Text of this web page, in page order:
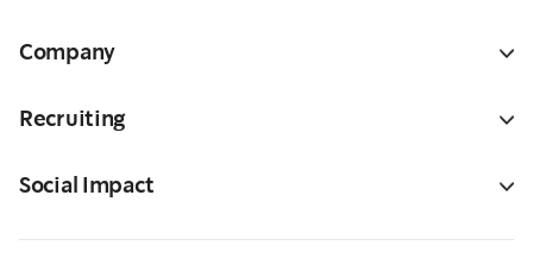
Company
Recruiting
Social Impact